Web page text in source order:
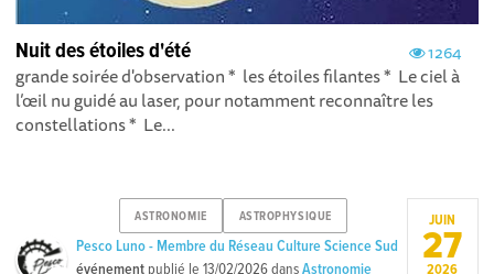
1264
Nuit des étoiles d'été
grande soirée d'observation * les étoiles filantes * Le ciel à
l’œil nu guidé au laser, pour notamment reconnaître les
constellations * Le...
ASTRONOMIE ASTROPHYSIQUE
Pesco Luno - Membre du Réseau Culture Science Sud
JUIN
27